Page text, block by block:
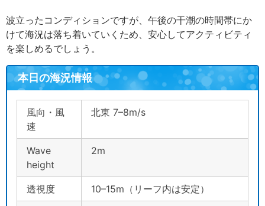
波立ったコンディションですが、午後の干潮の時間帯にか
けて海況は落ち着いていくため、安心してアクティビティ
を楽しめるでしょう。
本日の海況情報
風向・風
速
北東 7–8m/s
Wave
height
2m
透視度 10–15m（リーフ内は安定）